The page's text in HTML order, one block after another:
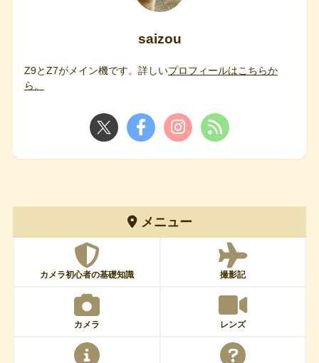
saizou
Z9とZ7がメイン機です。詳しいプロフィールはこちらか
ら。
メニュー
カメラ初心者の基礎知識 撮影記
カメラ レンズ